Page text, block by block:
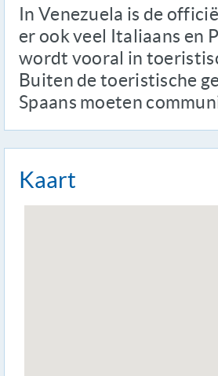
In Venezuela is de
er ook veel Italiaans en
wordt vooral in
Buiten de toeristische
Spaans moeten
Kaart